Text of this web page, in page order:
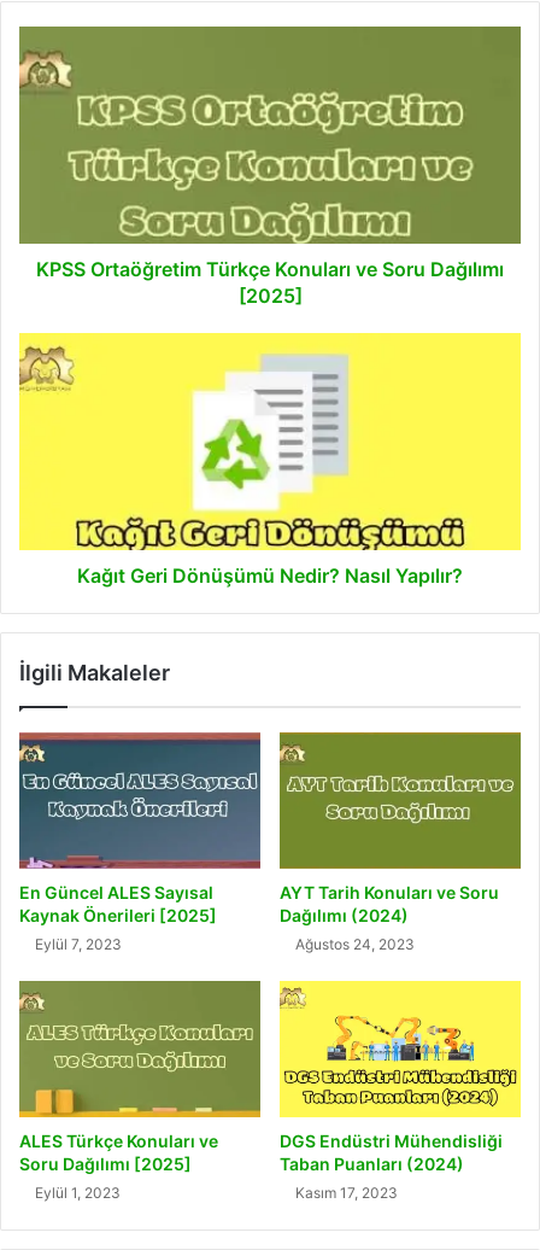
Ortaöğretim
Türkçe
KPSS Ortaöğretim Türkçe Konuları ve Soru Dağılımı
[2025]
Kağıt
Geri
Dönüşümü
Kağıt Geri Dönüşümü Nedir? Nasıl Yapılır?
İlgili Makaleler
En Güncel ALES Sayısal
Kaynak Önerileri [2025]
Eylül 7, 2023
AYT Tarih Konuları ve Soru
Dağılımı (2024)
Ağustos 24, 2023
ALES Türkçe Konuları ve
Soru Dağılımı [2025]
Eylül 1, 2023
DGS Endüstri Mühendisliği
Taban Puanları (2024)
Kasım 17, 2023